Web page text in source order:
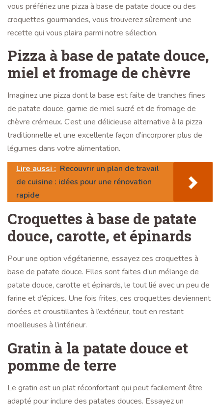
vous préfériez une pizza à base de patate douce ou des
croquettes gourmandes, vous trouverez sûrement une
recette qui vous plaira parmi notre sélection.
Pizza à base de patate douce,
miel et fromage de chèvre
Imaginez une pizza dont la base est faite de tranches fines
de patate douce, garnie de miel sucré et de fromage de
chèvre crémeux. C’est une délicieuse alternative à la pizza
traditionnelle et une excellente façon d’incorporer plus de
légumes dans votre alimentation.
Lire aussi : Recouvrir un plan de travail
de cuisine : idées pour une rénovation
rapide
Croquettes à base de patate
douce, carotte, et épinards
Pour une option végétarienne, essayez ces croquettes à
base de patate douce. Elles sont faites d’un mélange de
patate douce, carotte et épinards, le tout lié avec un peu de
farine et d’épices. Une fois frites, ces croquettes deviennent
dorées et croustillantes à l’extérieur, tout en restant
moelleuses à l’intérieur.
Gratin à la patate douce et
pomme de terre
Le gratin est un plat réconfortant qui peut facilement être
adapté pour inclure des patates douces. Essayez un